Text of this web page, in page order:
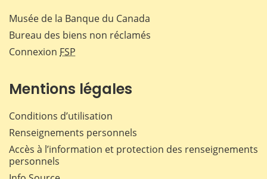
Musée de la Banque du Canada
Bureau des biens non réclamés
Connexion FSP
Mentions légales
Conditions d’utilisation
Renseignements personnels
Accès à l’information et protection des renseignements
personnels